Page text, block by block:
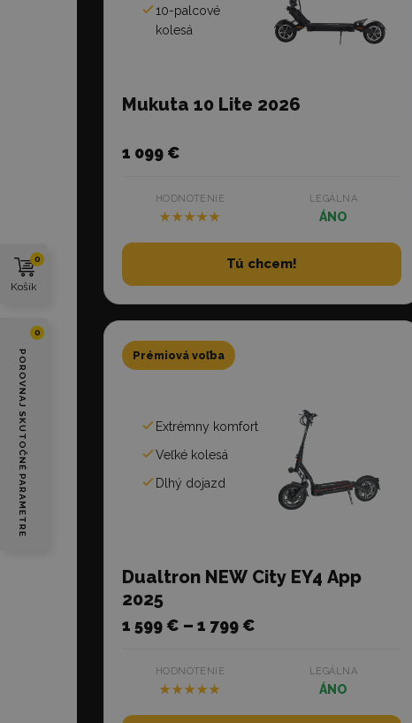
10-palcové
kolesá
Mukuta 10 Lite 2026
1 099 €
HODNOTENIE
★★★★★
LEGÁLNA
ÁNO
Tú chcem!
Prémiová voľba
Extrémny komfort
Veľké kolesá
Dlhý dojazd
Dualtron NEW City EY4 App
2025
1 599 € – 1 799 €
HODNOTENIE
★★★★★
LEGÁLNA
ÁNO
Košík
0
POROVNAJ SKUTOČNÉ PARAMETRE
0